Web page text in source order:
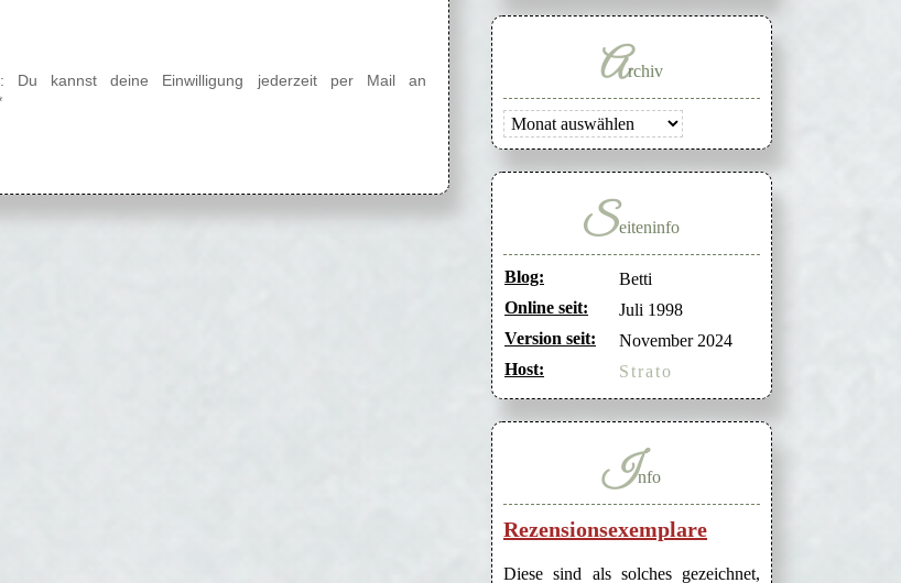
Du kannst deine Einwilligung jederzeit per Mail an
Archiv
Archiv
Seiteninfo
Blog:
Betti
Online seit:
Juli 1998
Version seit:
November 2024
Host:
Strato
Info
Rezensionsexemplare
Diese sind als solches gezeichnet,